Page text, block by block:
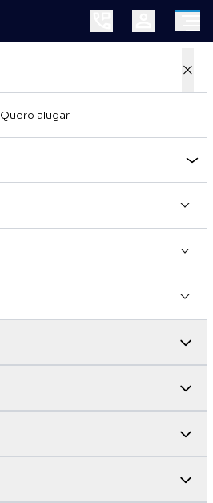
×
Quero alugar